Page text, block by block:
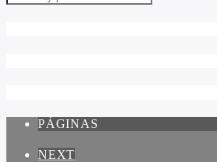
PÁGINAS
NEXT